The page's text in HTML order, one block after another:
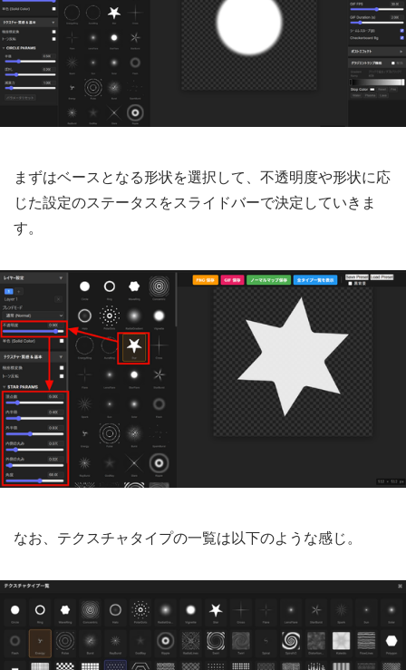
まずはベースとなる形状を選択して、不透明度や形状に応
じた設定のステータスをスライドバーで決定していきま
す。
なお、テクスチャタイプの一覧は以下のような感じ。